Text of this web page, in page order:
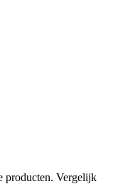
producten. Vergelijk